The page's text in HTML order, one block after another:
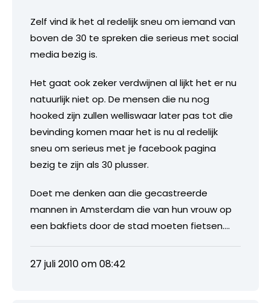
Zelf vind ik het al redelijk sneu om iemand van
boven de 30 te spreken die serieus met social
media bezig is.
Het gaat ook zeker verdwijnen al lijkt het er nu
natuurlijk niet op. De mensen die nu nog
hooked zijn zullen welliswaar later pas tot die
bevinding komen maar het is nu al redelijk
sneu om serieus met je facebook pagina
bezig te zijn als 30 plusser.
Doet me denken aan die gecastreerde
mannen in Amsterdam die van hun vrouw op
een bakfiets door de stad moeten fietsen….
27 juli 2010 om 08:42